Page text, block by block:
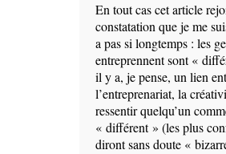
En tout cas cet article
constatation que je me
a pas si longtemps : les
entreprennent sont «
il y a, je pense, un lien
l’entreprenariat, la
ressentir quelqu’un
« différent » (les plus
diront sans doute «